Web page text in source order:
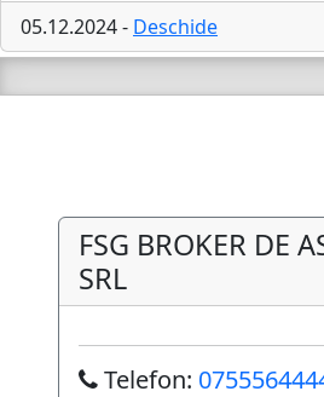
05.12.2024 - Deschide
FSG BROKER DE
SRL
Telefon: